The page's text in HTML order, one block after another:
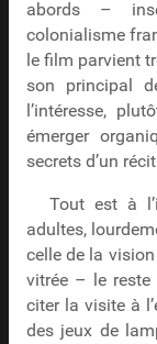
abords –
colonialisme
le film parvient
son principal
l’intéresse,
émerger
secrets d’un
Tout est à
adultes,
celle de la
vitrée – le reste
citer la visite à
des jeux de